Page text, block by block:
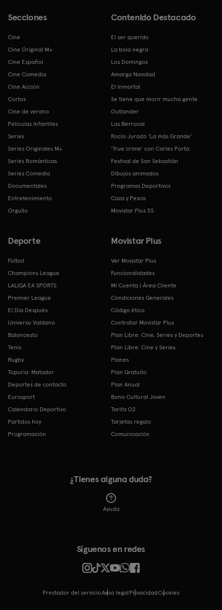
Secciones
Cine
Cine Original M+
Cine Español
Cine Comedia
Cine Acción
Cortos
Cine de verano
Películas Infantiles
Series
Series Originales M+
Series Románticas
Series Comedia
Documentales
Entretenimiento
Orgullo
Contenido Destacado
El ser querido
La bola negra
Los Domingos
Amarga Navidad
El Inmortal
Se tiene que morir mucha gente
Outlander
Las Berrocal
Rocío Jurado 'La más Grande'
'True crime' con Carles Porta
Festival de San Sebastián
Dibujos animados
Programas Deportivos
Caza y Pesca
Movistar Plus 5S
Deporte
Fútbol
Champions League
LALIGA EA SPORTS
Premier League
El Día Después
Universo Valdano
Baloncesto
Tenis
Rugby
Topuria: Matador
Deportes de contacto
Eurosport
Calendario Deportivo
Partidos hoy
Programación
Movistar Plus
Ver Movistar Plus
Funcionalidades
Mi Cuenta | Área Cliente
Condiciones Generales
Código ético
Contratar Movistar Plus
Plan Libre: Cine, Series y Deportes
Plan Libre: Cine y Series
Planes
Plan Gratuito
Plan Anual
Bono Cultural Joven
Tarifa O2
Tarjetas regalo
Comunicación
¿Tienes alguna duda?
Ayuda
Prestador del servicioAviso legal Privacidad cookies
Síguenos en redes